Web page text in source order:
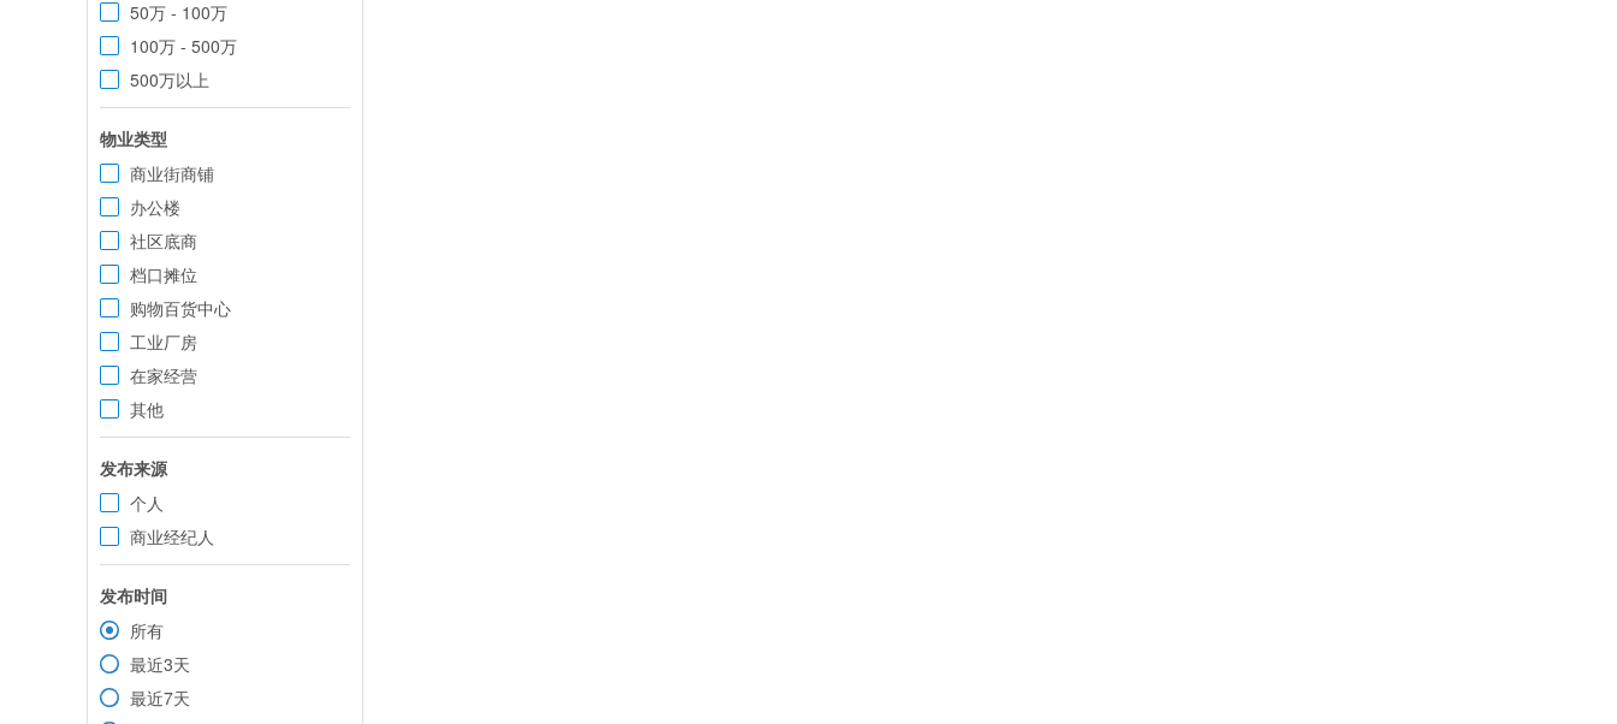
50万 - 100万
100万 - 500万
500万以上
物业类型
商业街商铺
办公楼
社区底商
档口摊位
购物百货中心
工业厂房
在家经营
其他
发布来源
个人
商业经纪人
发布时间
所有
最近3天
最近7天